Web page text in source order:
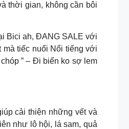
thời gian, không cần bôi
Bici ah, ĐANG SALE với
mà tiếc nuối Nổi tiếng với
” – Đi biển ko sợ lem
cải thiện những vết và
như lô hội, lá sam, quả